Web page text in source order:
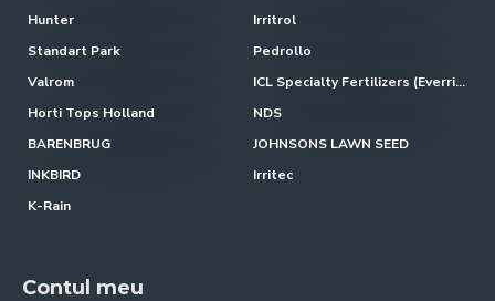
Hunter
Irritrol
Standart Park
Pedrollo
Valrom
ICL Specialty Fertilizers (Everris-Scotts)
Horti Tops Holland
NDS
BARENBRUG
JOHNSONS LAWN SEED
INKBIRD
Irritec
K-Rain
Contul meu